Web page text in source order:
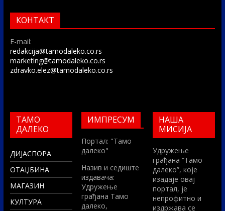
КОНТАКТ
E-mail:
redakcija@tamodaleko.co.rs
marketing@tamodaleko.co.rs
zdravko.elez@tamodaleko.co.rs
ТАМО
ДАЛЕКО
ДИЈАСПОРА
ОТАЏБИНА
МАГАЗИН
КУЛТУРА
ИМПРЕСУМ
Портал: "Тамо
далеко"
Назив и седиште
издавача:
Удружење
грађана Тамо
далеко,
НАША
МИСИЈА
Удружење
грађана “Тамо
далеко”, које
изадаје овај
портал, је
непрофитно и
издржава се